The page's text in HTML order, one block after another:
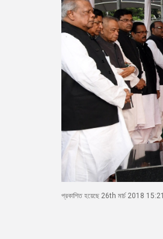
প্রকাশিত হয়েছে 26th মার্চ 2018 15:21